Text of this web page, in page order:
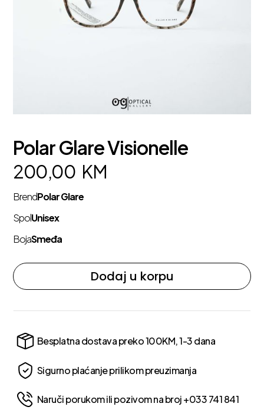
Polar Glare Visionelle
200,00 KM
BrendPolar Glare
SpolUnisex
BojaSmeđa
Dodaj u korpu
Besplatna dostava preko 100KM, 1-3 dana
Sigurno plaćanje prilikom preuzimanja
Naruči porukom ili pozivom na broj +033 741 841